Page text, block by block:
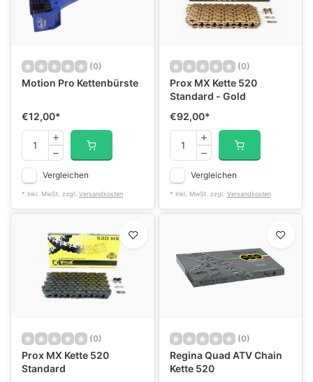
(0)
Motion Pro Kettenbürste
€12,00*
Vergleichen
* Inkl. MwSt. zzgl. Versandkosten
(0)
Prox MX Kette 520
Standard - Gold
€92,00*
Vergleichen
* Inkl. MwSt. zzgl. Versandkosten
(0)
Prox MX Kette 520
Standard
(0)
Regina Quad ATV Chain
Kette 520